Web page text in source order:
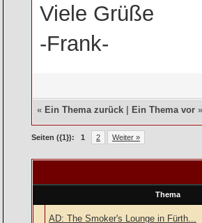
Viele Grüße
-Frank-
« Ein Thema zurück Ein Thema vor »
Seiten ({1}): 1 2 Weiter »
Thema
AD: The Smoker's Lounge in Fürth...